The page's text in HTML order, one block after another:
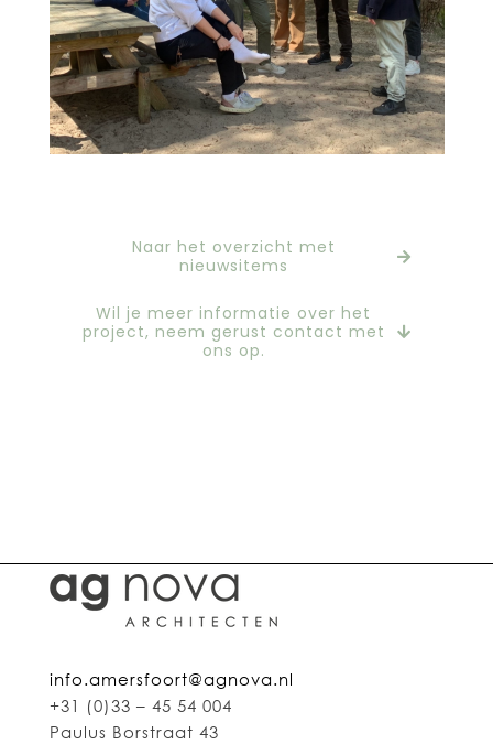
agnova
Naar het overzicht met
nieuwsitems
Wil je meer informatie over het
project, neem gerust contact met
ons op.
info.amersfoort@agnova.nl
+31 (0)33 – 45 54 004
Paulus Borstraat 43